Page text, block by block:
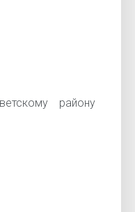
району